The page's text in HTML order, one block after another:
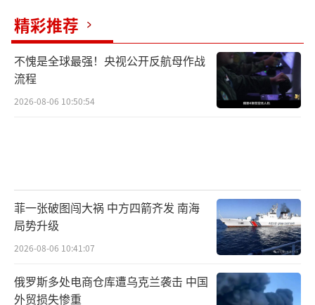
精彩推荐
不愧是全球最强！央视公开反航母作战
流程
2026-08-06 10:50:54
菲一张破图闯大祸 中方四箭齐发 南海
局势升级
2026-08-06 10:41:07
俄罗斯多处电商仓库遭乌克兰袭击 中国
外贸损失惨重